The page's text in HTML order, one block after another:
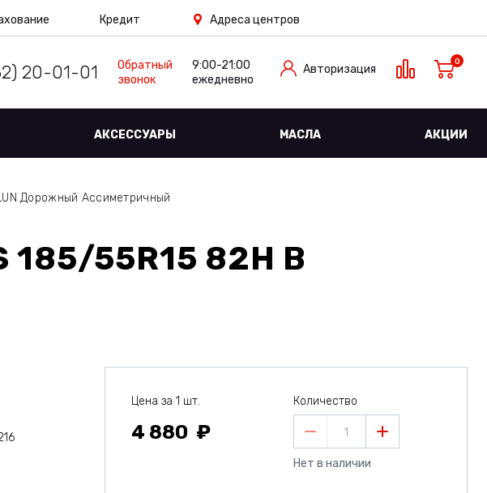
Кредит Адреса центров
20-01-01
Обратный
звонок
9:00-21:00
ежедневно
Авторизация
0
АКСЕССУАРЫ МАСЛА АКЦИИ
Дорожный Ассиметричный
185/55R15 82H В
Цена за 1 шт.
4 880
Количество
1
Нет в наличии